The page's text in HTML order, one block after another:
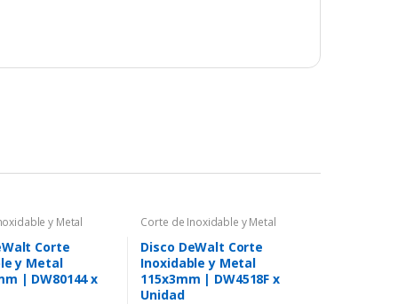
y Metal
Corte
y Metal
| DW80144 x
Corte de Inoxidable y Metal
Disco DeWalt Corte
Inoxidable y Metal
115x3mm | DW4518F x
Unidad